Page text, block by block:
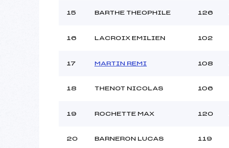
15 BARTHE THEOPHILE 126
16 LACROIX EMILIEN 102
17 MARTIN REMI 108
18 THENOT NICOLAS 106
19 ROCHETTE MAX 120
20 BARNERON LUCAS 119